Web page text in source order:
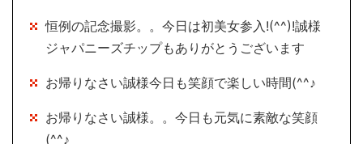
恒例の記念撮影。。今日は初美女参入!(^^)!誠様
ジャパニーズチップもありがとうございます
お帰りなさい誠様今日も笑顔で楽しい時間(^^♪
お帰りなさい誠様。。今日も元気に素敵な笑顔
(^^♪